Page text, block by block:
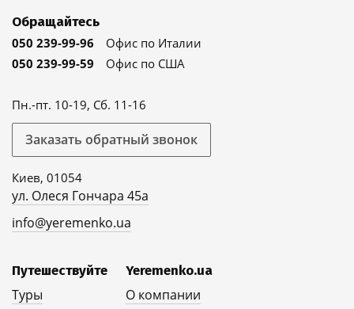
Обращайтесь
050 239-99-96
Офис по Италии
050 239-99-59
Офис по США
Пн.-пт. 10-19, Сб. 11-16
Заказать обратный звонок
Киев, 01054
ул. Олеся Гончара 45а
info@yeremenko.ua
Путешествуйте
Туры
Yeremenko.ua
О компании